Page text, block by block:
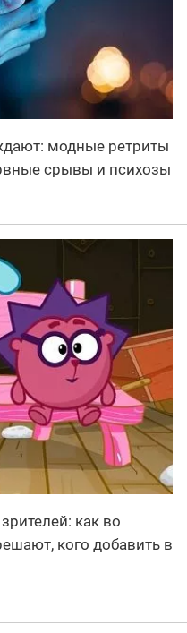
модные ретриты
срывы и психозы
как во
кого добавить в